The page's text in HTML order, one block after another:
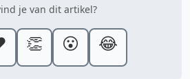
je van dit artikel?
👏 😮 😂